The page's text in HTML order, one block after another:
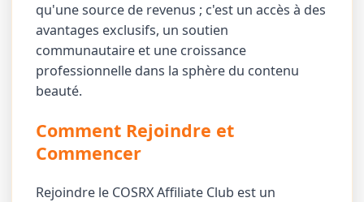
qu'une source de revenus ; c'est un accès à des
avantages exclusifs, un soutien
communautaire et une croissance
professionnelle dans la sphère du contenu
beauté.
Comment Rejoindre et
Commencer
Rejoindre le COSRX Affiliate Club est un